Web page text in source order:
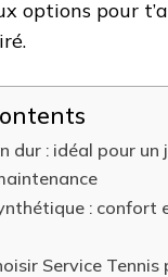
options pour
dur : idéal pour un
: confort
Service Tennis